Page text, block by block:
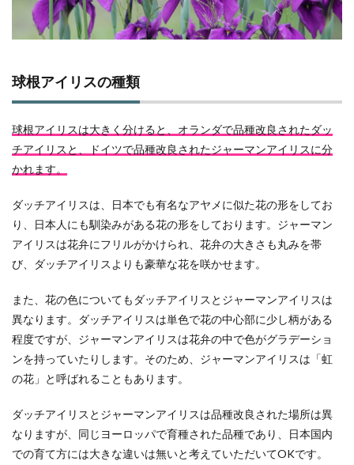
球根アイリスの種類
球根アイリスは大きく分けると、オランダで品種改良されたダッ
チアイリスと、ドイツで品種改良されたジャーマンアイリスに分
かれます。
ダッチアイリスは、日本でも有名なアヤメに似た花の形をしてお
り、日本人にも馴染みがある花の形をしております。ジャーマン
アイリスは花弁にフリルがかけられ、花弁の大きさも丸みを帯
び、ダッチアイリスよりも豪華な花を咲かせます。
また、花の色についてもダッチアイリスとジャーマンアイリスは
異なります。ダッチアイリスは単色で花の中心部に少し柄がある
程度ですが、ジャーマンアイリスは花弁の中で色がグラデーショ
ンを持っていたりします。そのため、ジャーマンアイリスは「虹
の花」と呼ばれることもあります。
ダッチアイリスとジャーマンアイリスは品種改良された場所は異
なりますが、同じヨーロッパで育種された品種であり、日本国内
での育て方には大きな違いは無いと考えていただいてOKです。